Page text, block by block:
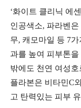
‘화이트 클리닉 에
인공색소, 파라벤은
무, 캐모마일 등 7가
과를 높여 피부톤을
밖에도 천연 여성호
플라본은 비타민C
고 탄력있는 피부